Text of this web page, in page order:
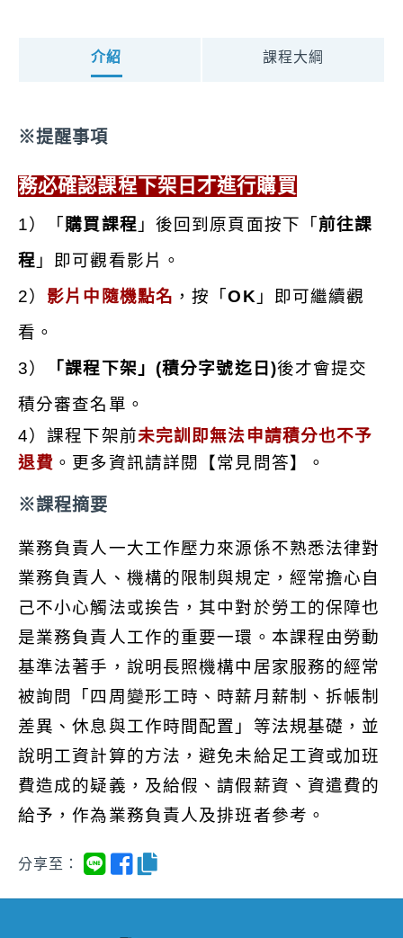
醫事人員、生活服務員、社會工作人員、居家服務督
導員、社區整合型服務中心個案管理人員、教保員、
50分鐘
1
上課時段
不限
明冠聯合法律事務所/法務主任
介紹 課程大綱
※提醒事項
務必確認課程下架日才進行購買
1）「 購買課程 」後回到原頁面按下 「 前往課
程 」即可觀看影片。
2） 影片中隨機點名 ，按「OK 」即可繼續觀
看。
3）
「課程下架 」(積分字號迄日)後才會提交
積分審查名單。
4）課程下架前未完訓即無法申請積分也不予
退費 。更多資訊請詳閱【常見問答】。
※課程摘要
業務負責人一大工作壓力來源係不熟悉法律對
業務負責人、機構的限制與規定，經常擔心自
己不小心觸法或挨告，其中對於勞工的保障也
是業務負責人工作的重要一環。本課程由勞動
基準法著手，說明長照機構中居家服務的經常
被詢問「四周變形工時、時薪月薪制、拆帳制
差異、休息與工作時間配置」等法規基礎，並
說明工資計算的方法，避免未給足工資或加班
費造成的疑義，及給假、請假薪資、資遣費的
給予，作為業務負責人及排班者參考。
分享至：